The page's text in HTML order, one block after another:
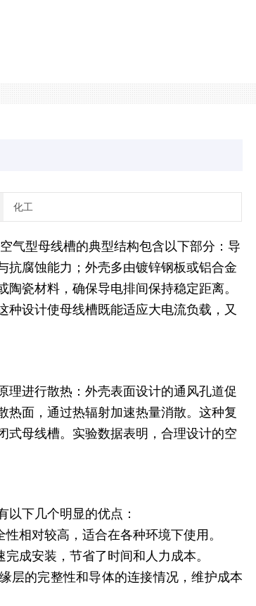
化工
气型母线槽的典型结构包含以下部分：导
抗腐蚀能力；外壳多由镀锌钢板或铝合金
瓷材料，确保导电排间保持稳定距离。
种设计使母线槽既能适应大电流负载，又
理进行散热：外壳表面设计的通风孔道促
热面，通过热辐射加速热量消散。这种复
式母线槽。实验数据表明，合理设计的空
下几个明显的优点：
相对较高，适合在各种环境下使用。
成安装，节省了时间和人力成本。
层的完整性和导体的连接情况，维护成本